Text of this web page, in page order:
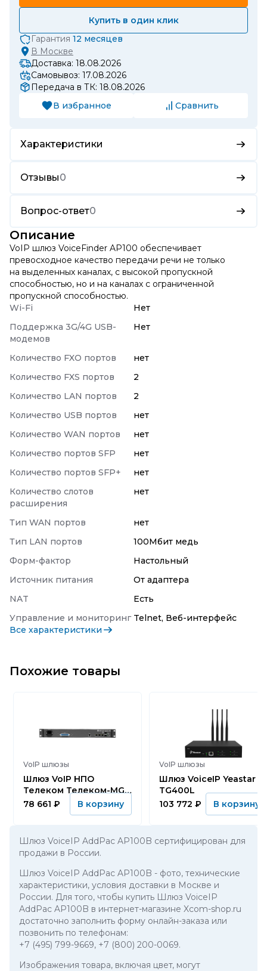
Купить в один клик
Гарантия 12 месяцев
В Москве
Доставка: 18.08.2026
Самовывоз: 17.08.2026
Передача в ТК: 18.08.2026
В избранное
Сравнить
Характеристики
Отзывы0
Вопрос-ответ0
Описание
VoIP шлюз VoiceFinder AP100 обеспечивает
превосходное качество передачи речи не только
на выделенных каналах, с высокой пропускной
способностью, но и на каналах с ограниченной
пропускной способностью.
Wi-Fi
Нет
Поддержка 3G/4G USB-
модемов
Нет
Количество FXO портов
нет
Количество FXS портов
2
Количество LAN портов
2
Количество USB портов
нет
Количество WAN портов
нет
Количество портов SFP
нет
Количество портов SFP+
нет
Количество слотов
расширения
нет
Тип WAN портов
нет
Тип LAN портов
100Мбит медь
Форм-фактор
Настольный
Источник питания
От адаптера
NAT
Есть
Управление и мониторинг Telnet, Веб-интерфейс
Все характеристики
Похожие товары
VoIP шлюзы
Шлюз VoIP НПО
Телеком Телеком-MG-
16FXS-DC
78 661 ₽ В корзину
VoIP шлюзы
Шлюз VoiceIP Yeastar
TG400L
103 772 ₽ В корзину
Шлюз VoiceIP AddPac AP100B сертифицирован для
продажи в России.
Шлюз VoiceIP AddPac AP100B - фото, технические
характеристики, условия доставки в Москве и
России. Для того, чтобы купить Шлюз VoiceIP
AddPac AP100B в интернет-магазине Xcom-shop.ru
достаточно заполнить форму онлайн-заказа или
позвонить по телефонам:
+7 (495) 799-9669, +7 (800) 200-0069.
Изображения товара, включая цвет, могут